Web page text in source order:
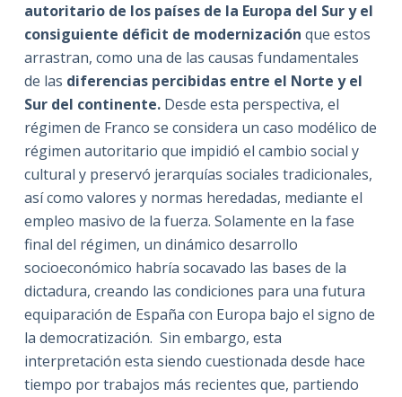
autoritario de los países de la Europa del Sur y el
consiguiente déficit de modernización que estos
arrastran, como una de las causas fundamentales
de las diferencias percibidas entre el Norte y el
Sur del continente.Desde esta perspectiva, el
régimen de Franco se considera un caso modélico de
régimen autoritario que impidió el cambio social y
cultural y preservó jerarquías sociales tradicionales,
así como valores y normas heredadas, mediante el
empleo masivo de la fuerza. Solamente en la fase
final del régimen, un dinámico desarrollo
socioeconómico habría socavado las bases de la
dictadura, creando las condiciones para una futura
equiparación de España con Europa bajo el signo de
la democratización. Sin embargo, esta
interpretación esta siendo cuestionada desde hace
tiempo por trabajos más recientes que, partiendo